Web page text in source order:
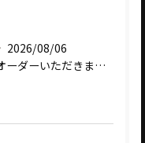
2026/08/06
オーダーいただきました、AbHeri 『dew 露』の新作で...